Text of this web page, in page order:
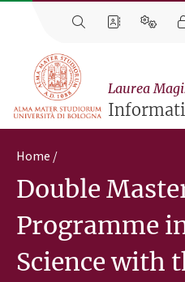
Laurea
Home
Double
Programme
Science with